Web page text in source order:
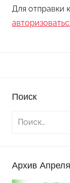
Для отправки
Поиск
Архив Апреля